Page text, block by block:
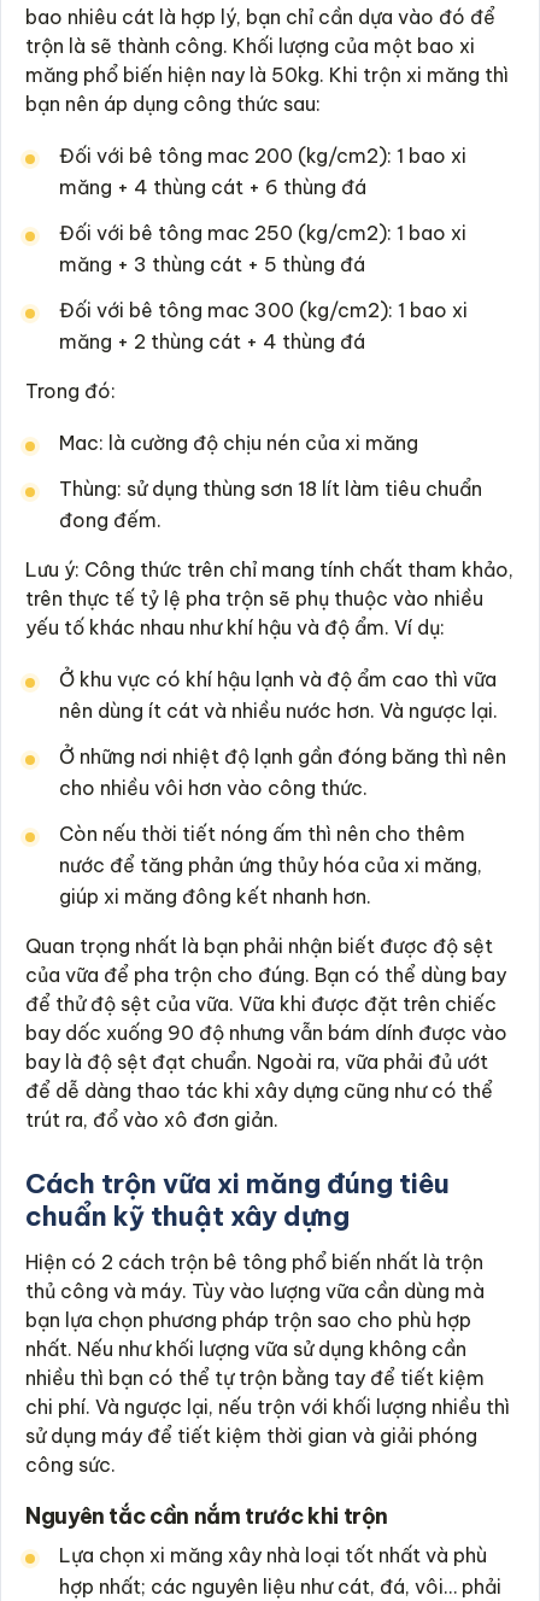
bao nhiêu cát là hợp lý, bạn chỉ cần dựa vào đó để
trộn là sẽ thành công. Khối lượng của một bao xi
măng phổ biến hiện nay là 50kg. Khi trộn xi măng thì
bạn nên áp dụng công thức sau:
Đối với bê tông mac 200 (kg/cm2): 1 bao xi
măng + 4 thùng cát + 6 thùng đá
Đối với bê tông mac 250 (kg/cm2): 1 bao xi
măng + 3 thùng cát + 5 thùng đá
Đối với bê tông mac 300 (kg/cm2): 1 bao xi
măng + 2 thùng cát + 4 thùng đá
Trong đó:
Mac: là cường độ chịu nén của xi măng
Thùng: sử dụng thùng sơn 18 lít làm tiêu chuẩn
đong đếm.
Lưu ý: Công thức trên chỉ mang tính chất tham khảo,
trên thực tế tỷ lệ pha trộn sẽ phụ thuộc vào nhiều
yếu tố khác nhau như khí hậu và độ ẩm. Ví dụ:
Ở khu vực có khí hậu lạnh và độ ẩm cao thì vữa
nên dùng ít cát và nhiều nước hơn. Và ngược lại.
Ở những nơi nhiệt độ lạnh gần đóng băng thì nên
cho nhiều vôi hơn vào công thức.
Còn nếu thời tiết nóng ấm thì nên cho thêm
nước để tăng phản ứng thủy hóa của xi măng,
giúp xi măng đông kết nhanh hơn.
Quan trọng nhất là bạn phải nhận biết được độ sệt
của vữa để pha trộn cho đúng. Bạn có thể dùng bay
để thử độ sệt của vữa. Vữa khi được đặt trên chiếc
bay dốc xuống 90 độ nhưng vẫn bám dính được vào
bay là độ sệt đạt chuẩn. Ngoài ra, vữa phải đủ ướt
để dễ dàng thao tác khi xây dựng cũng như có thể
trút ra, đổ vào xô đơn giản.
Cách trộn vữa xi măng đúng tiêu
chuẩn kỹ thuật xây dựng
Hiện có 2 cách trộn bê tông phổ biến nhất là trộn
thủ công và máy. Tùy vào lượng vữa cần dùng mà
bạn lựa chọn phương pháp trộn sao cho phù hợp
nhất. Nếu như khối lượng vữa sử dụng không cần
nhiều thì bạn có thể tự trộn bằng tay để tiết kiệm
chi phí. Và ngược lại, nếu trộn với khối lượng nhiều thì
sử dụng máy để tiết kiệm thời gian và giải phóng
công sức.
Nguyên tắc cần nắm trước khi trộn
Lựa chọn xi măng xây nhà loại tốt nhất và phù
hợp nhất; các nguyên liệu như cát, đá, vôi… phải